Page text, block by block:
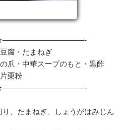
豆腐・たまねぎ
爪・中華スープのもと・黒酢
栗粉
、たまねぎ、しょうがはみじん